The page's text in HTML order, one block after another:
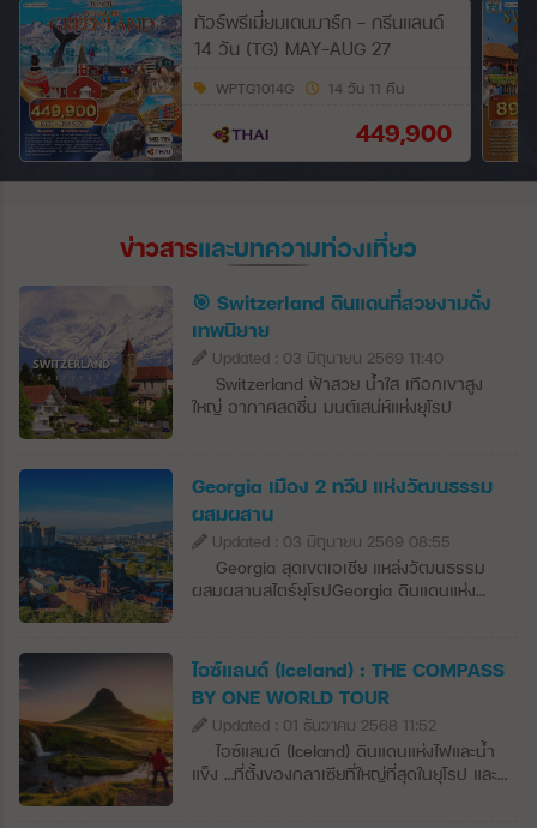
ทัวร์พรีเมี่ยมเดนมาร์ก - กรีนแลนด์
14 วัน (TG) MAY-AUG 27
WPTG1014G 14 วัน 11 คืน
449,900
ข่าวสารและบทความท่องเที่ยว
🎯 Switzerland ดินแดนที่สวยงามดั่ง
เทพนิยาย
Updated : 03 มิถุนายน 2569 11:40
Switzerland ฟ้าสวย น้ำใส เทือกเขาสูง
ใหญ่ อากาศสดชื่น มนต์เสน่ห์แห่งยุโรป
Georgia เมือง 2 ทวีป แห่งวัฒนธรรม
ผสมผสาน
Updated : 03 มิถุนายน 2569 08:55
Georgia สุดเขตเอเชีย แหล่งวัฒนธรรม
ผสมผสานสไตร์ยุโรปGeorgia ดินแดนแห่ง
ศตวรรษตั้งกระจายอยู่เหนือภูเขาสูงตระหง่าน
อันสวยงาม ในช่วงไม่กี่ปีที่ผ่านมา ทบิลิซีได้
กลายเป็นหนึ่งในเมืองที่เจ๋งที่สุดในยุโรป ด้วยผับ
บาร์ที่กำลังเติบโต ร้านอาหารระดับโลก และไวน์
ธรรมชาติที่คัดสรรมาอย่างดี ซึ่งทำให้ที่นี่เป็น
จุดที่ฮิปที่สุดในภูมิภาคได้อย่าง
ไอซ์แลนด์ (Iceland) : THE COMPASS
BY ONE WORLD TOUR
Updated : 01 ธันวาคม 2568 11:52
ไอซ์แลนด์ (Iceland) ดินแดนแห่งไฟและน้ำ
แข็ง …ที่ตั้งของกลาเซียที่ใหญ่ที่สุดในยุโรป และ